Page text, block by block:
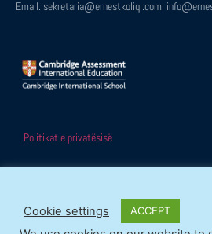
Email: sekretaria@ernestkoliqi.com;
Politikat e privatësisë
© Të gjitha të drejtat e
Cookie settings ACCEPT